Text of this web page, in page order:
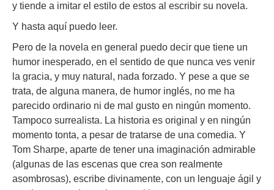
y tiende a imitar el estilo de estos al escribir su novela.
Y hasta aquí puedo leer.
Pero de la novela en general puedo decir que tiene un
humor inesperado, en el sentido de que nunca ves venir
la gracia, y muy natural, nada forzado. Y pese a que se
trata, de alguna manera, de humor inglés, no me ha
parecido ordinario ni de mal gusto en ningún momento.
Tampoco surrealista. La historia es original y en ningún
momento tonta, a pesar de tratarse de una comedia. Y
Tom Sharpe, aparte de tener una imaginación admirable
(algunas de las escenas que crea son realmente
asombrosas), escribe divinamente, con un lenguaje ágil y